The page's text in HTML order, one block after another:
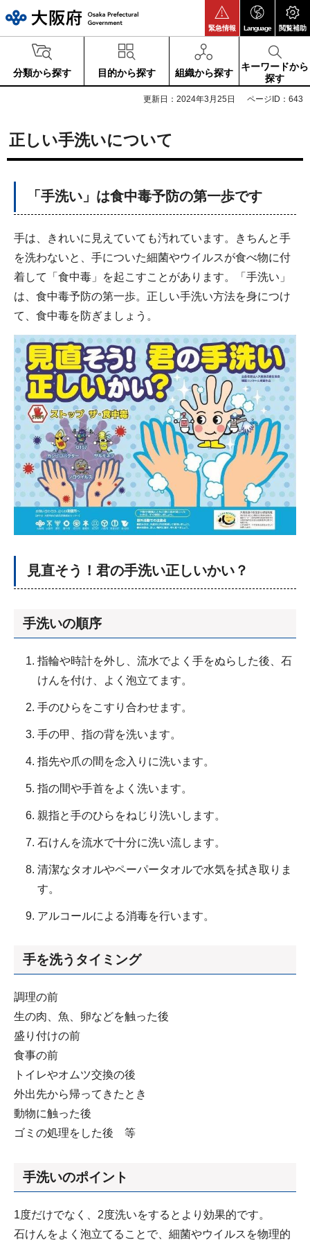
緊急情報 Language 閲覧補助
分類から探す 目的から探す 組織から探す
キーワードから
探す
更新日：2024年3月25日 ページID：643
正しい手洗いについて
「手洗い」は食中毒予防の第一歩です
手は、きれいに見えていても汚れています。きちんと手
を洗わないと、手についた細菌やウイルスが食べ物に付
着して「食中毒」を起こすことがあります。「手洗い」
は、食中毒予防の第一歩。正しい手洗い方法を身につけ
て、食中毒を防ぎましょう。
見直そう！君の手洗い正しいかい？
手洗いの順序
指輪や時計を外し、流水でよく手をぬらした後、石
けんを付け、よく泡立てます。
手のひらをこすり合わせます。
手の甲、指の背を洗います。
指先や爪の間を念入りに洗います。
指の間や手首をよく洗います。
親指と手のひらをねじり洗いします。
石けんを流水で十分に洗い流します。
清潔なタオルやペーパータオルで水気を拭き取りま
す。
アルコールによる消毒を行います。
手を洗うタイミング
調理の前
生の肉、魚、卵などを触った後
盛り付けの前
食事の前
トイレやオムツ交換の後
外出先から帰ってきたとき
動物に触った後
ゴミの処理をした後 等
手洗いのポイント
1度だけでなく、2度洗いをするとより効果的です。
石けんをよく泡立てることで、細菌やウイルスを物理的